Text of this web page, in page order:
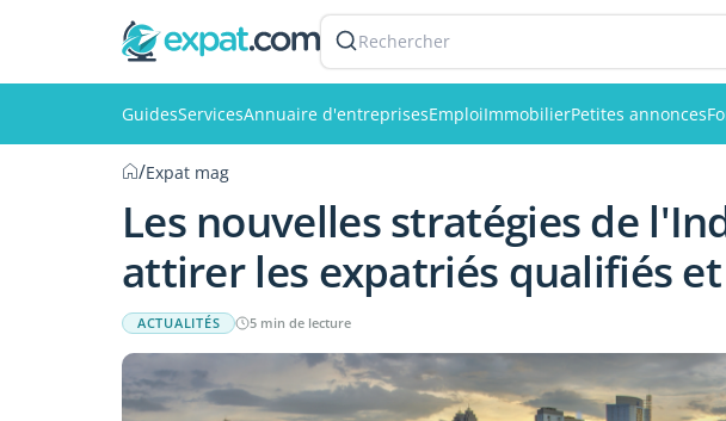
Rechercher
GuidesServicesAnnuaire d'entreprisesEmploiImmobilierPetites annonces
/Expat mag
Les nouvelles stratégies de
attirer les expatriés qualifiés
ACTUALITÉS 5 min de lecture